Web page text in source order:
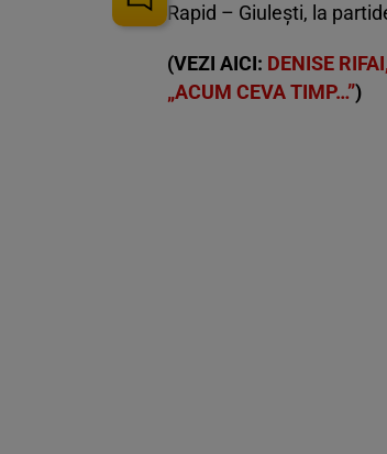
Rapid – Giulești, la
(VEZI AICI: DENISE
„ACUM CEVA TIMP…”)